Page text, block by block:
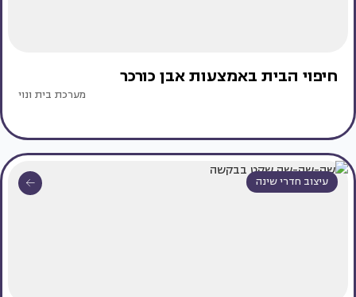
חיפוי הבית באמצעות אבן כורכר
מערכת בית ונוי
עיצוב חדרי שינה